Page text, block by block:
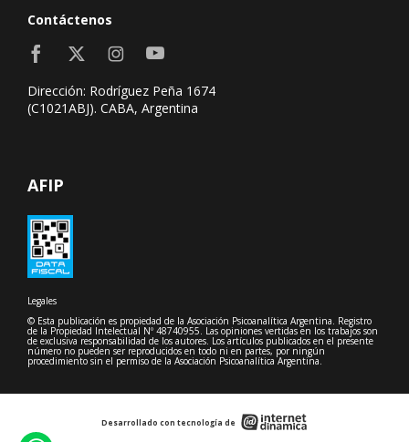
Contáctenos
Dirección: Rodríguez Peña 1674
(C1021ABJ). CABA, Argentina
AFIP
Legales
© Esta publicación es propiedad de la Asociación Psicoanalítica Argentina. Registro
de la Propiedad Intelectual Nº 48740955. Las opiniones vertidas en los trabajos son
de exclusiva responsabilidad de los autores. Los artículos publicados en el presente
número no pueden ser reproducidos en todo ni en partes, por ningún
procedimiento sin el permiso de la Asociación Psicoanalítica Argentina.